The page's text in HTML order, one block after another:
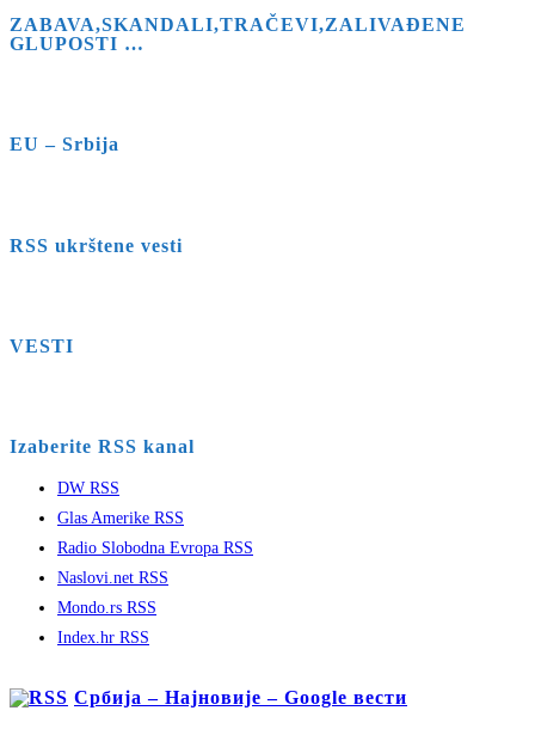
ZABAVA,SKANDALI,TRAČEVI,ZALIVAĐENE
GLUPOSTI …
EU – Srbija
RSS ukrštene vesti
VESTI
Izaberite RSS kanal
DW RSS
Glas Amerike RSS
Radio Slobodna Evropa RSS
Naslovi.net RSS
Mondo.rs RSS
Index.hr RSS
Србија – Најновије – Google вести